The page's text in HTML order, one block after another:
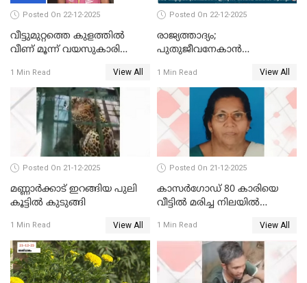
Posted On 22-12-2025
വീട്ടുമുറ്റത്തെ കുളത്തിൽ
വീണ് മൂന്ന് വയസുകാരി
1 Min Read View All
Posted On 22-12-2025
രാജ്യത്താദ്യം;
പുതുജീവനേകാൻ
എറണാകുളം സർക്കാർ
ജനറൽ
ആശുപത്രിയിലെത്തിച്ചു
1 Min Read View All
Posted On 21-12-2025
മണ്ണാർക്കാട് ഇറങ്ങിയ പുലി
കൂട്ടിൽ കുടുങ്ങി
1 Min Read View All
Posted On 21-12-2025
കാസർഗോഡ് 80 കാരിയെ
വീട്ടിൽ മരിച്ച നിലയിൽ
1 Min Read View All